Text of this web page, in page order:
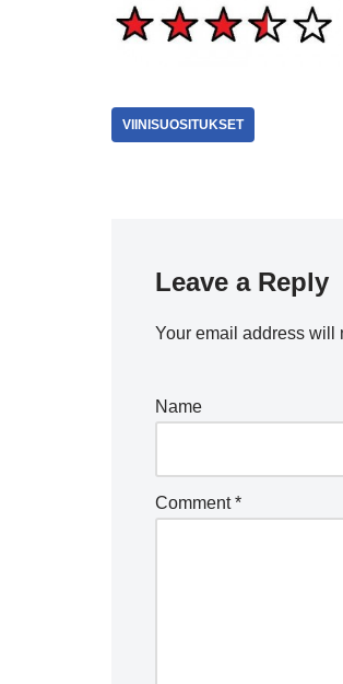
VIINISUOSITUKSET
Leave a Reply
Your email address will
Name
Comment*